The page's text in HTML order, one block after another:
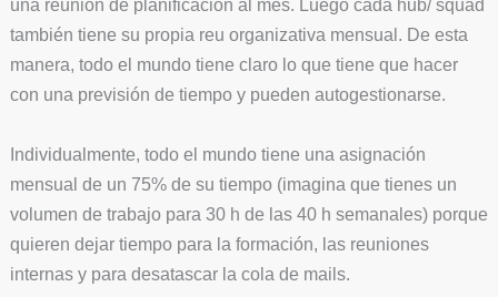
una reunión de planificación al mes. Luego cada hub/ squad
también tiene su propia reu organizativa mensual. De esta
manera, todo el mundo tiene claro lo que tiene que hacer
con una previsión de tiempo y pueden autogestionarse.
Individualmente, todo el mundo tiene una asignación
mensual de un 75% de su tiempo (imagina que tienes un
volumen de trabajo para 30 h de las 40 h semanales) porque
quieren dejar tiempo para la formación, las reuniones
internas y para desatascar la cola de mails.